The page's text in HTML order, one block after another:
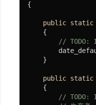
{
public static
{
// TODO:
    }
public static
{
// TODO: